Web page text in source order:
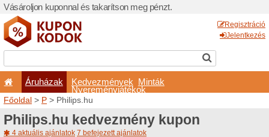
Vásároljon kuponnal és